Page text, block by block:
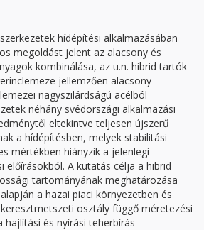
hídépítési alkalmazásában
megoldást jelent az alacsony és
kombinálása, az u.n. hibrid tartók
jellemzően alacsony
nagyszilárdságú acélból
néhány svédországi alkalmazási
eltekintve teljesen újszerű
a hídépítésben, melyek stabilitási
mértékben hiányzik a jelenlegi
előírásokból. A kutatás célja a hibrid
tartományának meghatározása
a hazai piaci környezetben és
osztály függő méretezési
és nyírási teherbírás